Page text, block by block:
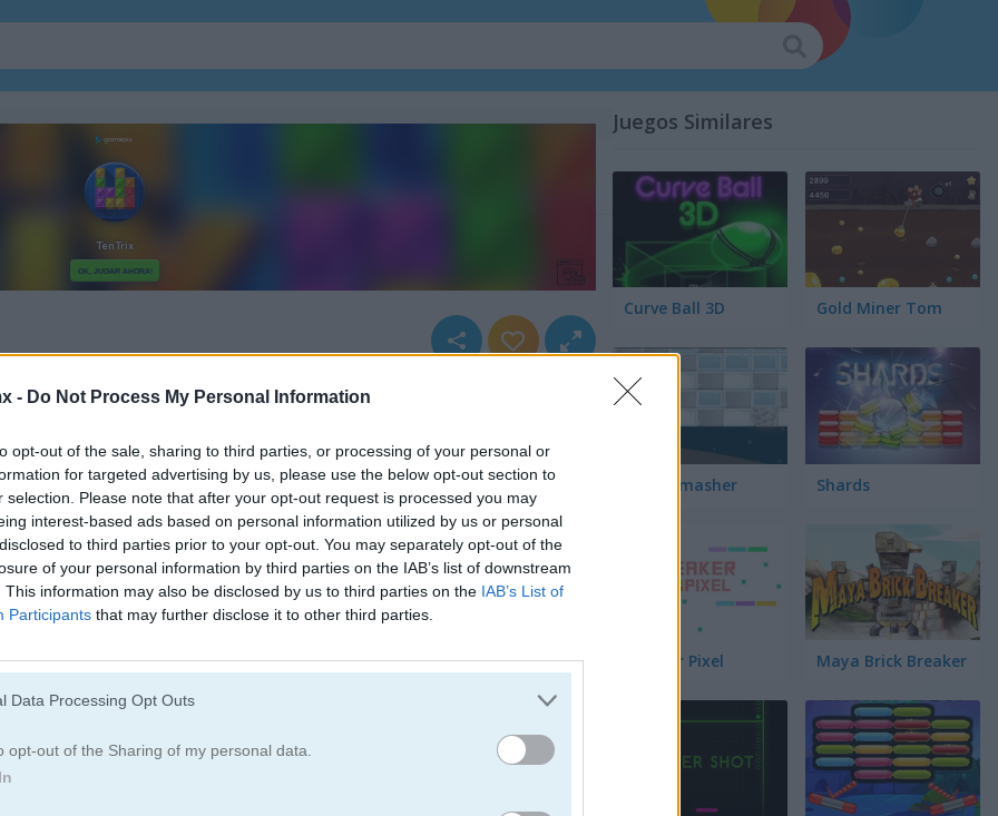
- Do Not Process My Personal Information
opt-out of the sale, sharing to third parties, or processing of your personal or
for targeted advertising by us, please use the below opt-out section to
selection. Please note that after your opt-out request is processed you may
interest-based ads based on personal information utilized by us or personal
to third parties prior to your opt-out. You may separately opt-out of the
of your personal information by third parties on the IAB’s list of downstream
This information may also be disclosed by us to third parties on the IAB’s List of
Participants that may further disclose it to other third parties.
Data Processing Opt Outs
opt-out of the Sharing of my personal data.
Juegos De Serpiente
un clásico
desde hace años, pero fue el lanzamiento de los icónicos celulares
todo. Mueve la serpiente por la pantalla, recoge la comida y hazla
El teléfono incluía una versión del juego que fue un éxito enorme en
y los trayectos en tren fueran mucho más rápidos. Aquí tienes una
sientas esa experiencia auténtica en HTML5.
Juegos Similares
Curve Ball 3D Gold Miner Tom
Snow Smasher Shards
Breaker Pixel Maya Brick Breaker